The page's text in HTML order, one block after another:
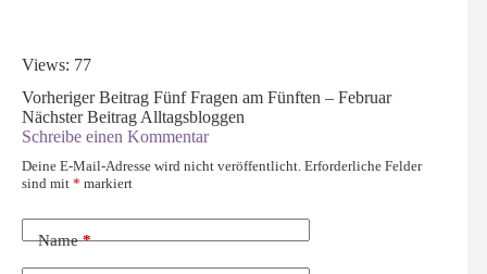
Views: 77
VorherigerBeitrag Fünf Fragen am Fünften – Februar
NächsterBeitragAlltagsbloggen
Schreibe einen Kommentar
Deine E-Mail-Adresse wird nicht veröffentlicht. Erforderliche Felder
sind mit * markiert
Name*